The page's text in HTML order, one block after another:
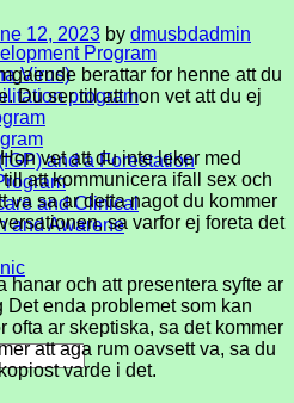
Program
Virus)
program
and a Forestation
and Clinical
and Awarene
12, 2023 by dmusbdadmin
berattar for henne att du
Du ser till att hon vet att du ej
vet att du inte leker med
att kommunicera ifall sex och
va sa ar detta nagot du kommer
sa varfor ej foreta det
hanar och att presentera syfte ar
enda problemet som kan
ofta ar skeptiska, sa det kommer
att aga rum oavsett va, sa du
varde i det.